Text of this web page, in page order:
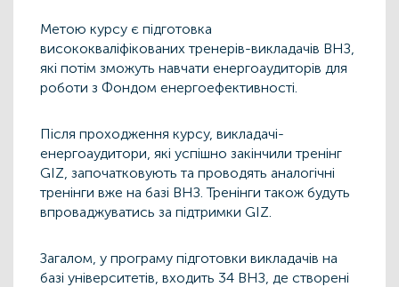
Метою курсу є підготовка
висококваліфікованих тренерів-викладачів ВНЗ,
які потім зможуть навчати енергоаудиторів для
роботи з Фондом енергоефективності.
Після проходження курсу, викладачі-
енергоаудитори, які успішно закінчили тренінг
GIZ, започатковують та проводять аналогічні
тренінги вже на базі ВНЗ. Тренінги також будуть
впроваджуватись за підтримки GIZ.
Загалом, у програму підготовки викладачів на
базі університетів, входить 34 ВНЗ, де створені